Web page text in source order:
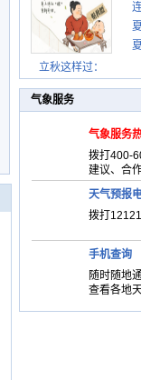
立秋这样过：
气象服务
气象服务
拨打400-
建议、合
天气预报
拨打
手机查询
随时随地
查看各地